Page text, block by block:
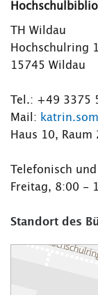
TH Wildau
Hochschulring 1
15745 Wildau
Tel.: +49 3375
Mail:
Haus 10, Raum
Telefonisch
Freitag, 8:00 -
Standort des